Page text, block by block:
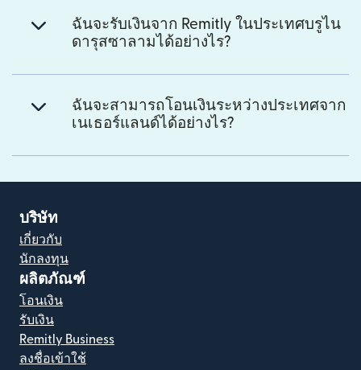
ฉันจะรับเงินจาก Remitly ในประเทศบรูไน
ดารุสซาลามได้อย่างไร?
ฉันจะสามารถโอนเงินระหว่างประเทศจาก
เนเธอร์แลนด์ได้อย่างไร?
บริษัท
เกี่ยวกับ
นักลงทุน
ผลิตภัณฑ์
โอนเงิน
รับเงิน
Remitly Business
ลงชื่อเข้าใช้